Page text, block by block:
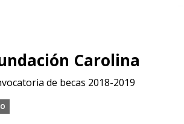
Carolina
de becas 2018-2019